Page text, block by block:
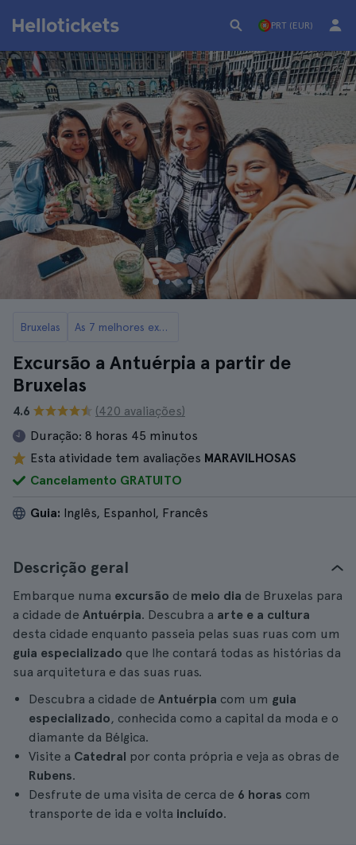
PRT (EUR)
Bruxelas As 7 melhores excursões a Antuérpia a partir de Bruxelas
Excursão a Antuérpia a partir de
Bruxelas
4.6
(420 avaliações)
Duração: 8 horas 45 minutos
Esta atividade tem avaliações MARAVILHOSAS
Cancelamento GRATUITO
Guia: Inglês, Espanhol, Francês
Descrição geral
Embarque numa excursão de meio dia de Bruxelas para
a cidade de Antuérpia. Descubra a arte e a cultura
desta cidade enquanto passeia pelas suas ruas com um
guia especializado que lhe contará todas as histórias da
sua arquitetura e das suas ruas.
Descubra a cidade de Antuérpia com um guia
especializado, conhecida como a capital da moda e o
diamante da Bélgica.
Visite a Catedral por conta própria e veja as obras de
Rubens.
Desfrute de uma visita de cerca de 6 horas com
transporte de ida e volta incluído.